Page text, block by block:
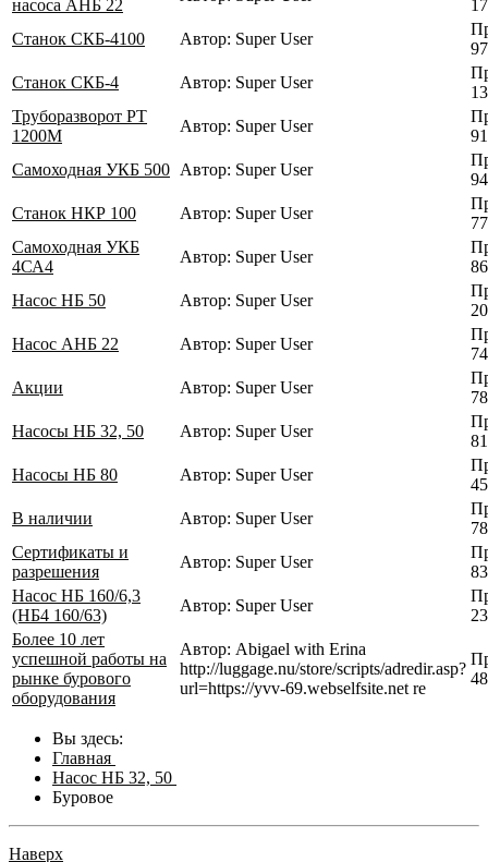
насоса АНБ 22
Станок СКБ-4100
Автор: Super User
Станок СКБ-4
Автор: Super User
Труборазворот РТ
1200М
Автор: Super User
Самоходная УКБ 500 Автор: Super User
Станок НКР 100
Автор: Super User
Самоходная УКБ
4СА4
Автор: Super User
Насос НБ 50
Автор: Super User
Насос АНБ 22
Автор: Super User
Акции
Автор: Super User
Насосы НБ 32, 50
Автор: Super User
Насосы НБ 80
Автор: Super User
В наличии
Автор: Super User
Сертификаты и
разрешения
Автор: Super User
Насос НБ 160/6,3
(НБ4 160/63)
Автор: Super User
Более 10 лет
успешной работы на
рынке бурового
оборудования
Автор: Abigael with Erina
http://luggage.nu/store/scripts/adredir.asp?
url=https://yvv-69.webselfsite.net re
Вы здесь:
Главная
Насос НБ 32, 50
Буровое
Наверх